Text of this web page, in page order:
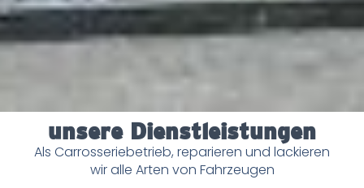
unsere Dienstleistungen
Als Carrosseriebetrieb, reparieren und lackieren
wir alle Arten von Fahrzeugen